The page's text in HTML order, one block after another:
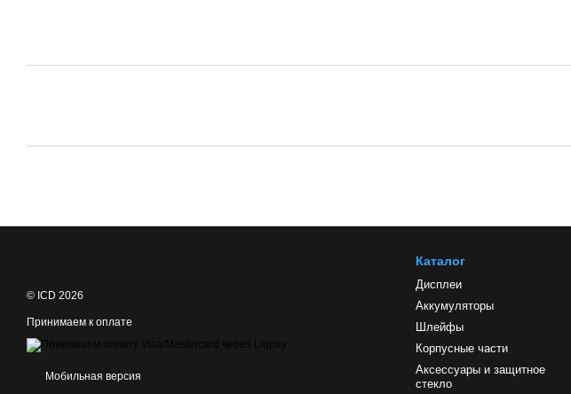
© ICD 2026
Принимаем к оплате
Мобильная версия
Каталог
Дисплеи
Аккумуляторы
Шлейфы
Корпусные части
Аксессуары и защитное
стекло